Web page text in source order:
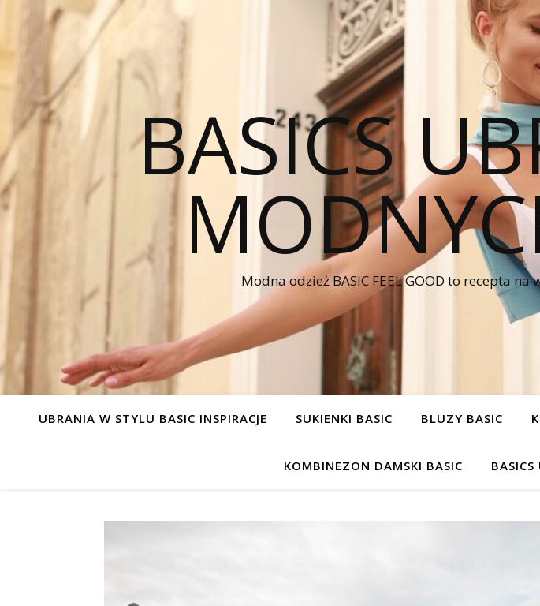
BASICS
Modna odzież BASIC FEEL GOOD to recepta
UBRANIA W STYLU BASIC INSPIRACJE SUKIENKI BASIC BLUZY BASIC
KOMBINEZON DAMSKI BASIC